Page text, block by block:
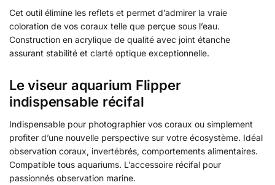
Cet outil élimine les reflets et permet d’admirer la vraie
coloration de vos coraux telle que perçue sous l’eau.
Construction en acrylique de qualité avec joint étanche
assurant stabilité et clarté optique exceptionnelle.
Le viseur aquarium Flipper
indispensable récifal
Indispensable pour photographier vos coraux ou simplement
profiter d’une nouvelle perspective sur votre écosystème. Idéal
observation coraux, invertébrés, comportements alimentaires.
Compatible tous aquariums. L’accessoire récifal pour
passionnés observation marine.